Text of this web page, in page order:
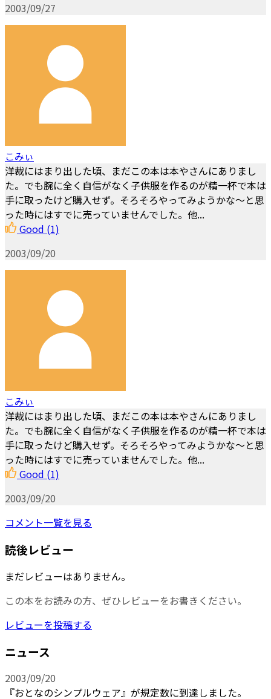
2003/09/27
こみぃ
洋裁にはまり出した頃、まだこの本は本やさんにありまし
た。でも腕に全く自信がなく子供服を作るのが精一杯で本は
手に取ったけど購入せず。そろそろやってみようかな～と思
った時にはすでに売っていませんでした。他...
Good (1)
2003/09/20
こみぃ
洋裁にはまり出した頃、まだこの本は本やさんにありまし
た。でも腕に全く自信がなく子供服を作るのが精一杯で本は
手に取ったけど購入せず。そろそろやってみようかな～と思
った時にはすでに売っていませんでした。他...
Good (1)
2003/09/20
コメント一覧を見る
読後レビュー
まだレビューはありません。
この本をお読みの方、ぜひレビューをお書きください。
レビューを投稿する
ニュース
2003/09/20
『おとなのシンプルウェア』が規定数に到達しました。